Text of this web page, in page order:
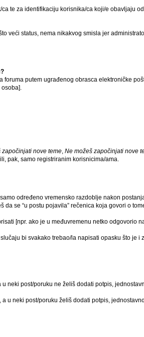
te za identifikaciju korisnika/ca koji/e obavljaju
veći status, nema nikakvog smisla jer
putem ugrađenog obrasca elektroničke
osoba].
započinjati nove teme, Ne možeš započinjati nove
pak, samo registriranim korisnicima/ama.
određeno vremensko razdoblje nakon
se “u postu pojavila” rečenica koja govori o
[npr. ako je u međuvremenu netko odgovorio
bi svakako trebao/la napisati opasku što je i
neki post/poruku ne želiš dodati potpis,
u neki post/poruku želiš dodati potpis,